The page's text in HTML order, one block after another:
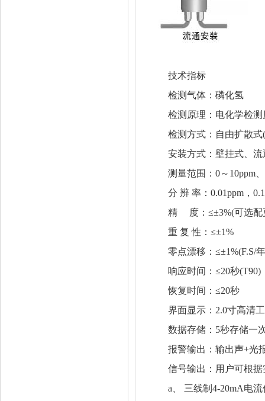
技术指标
检测气体：磷化氢
检测原理：电化学检测
检测方式：自由扩散式(
安装方式：壁挂式、流
测量范围：0～10ppm、
分 辨 率：0.01ppm，
精 度：≤±3%(可选配
重 复 性：≤±1%
零点漂移：≤±1%(F.S/
响应时间：≤20秒(T90)
恢复时间：≤20秒
界面显示：2.0寸高清工
数据存储：5秒存储一
报警输出：输出声+光
信号输出：用户可根据
a、 三线制4-20mA电流